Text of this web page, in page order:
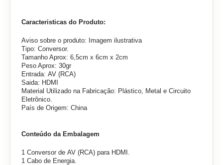
Caracteristicas do Produto:
Aviso sobre o produto: Imagem ilustrativa
Tipo: Conversor.
Tamanho Aprox: 6,5cm x 6cm x 2cm
Peso Aprox: 30gr
Entrada: AV (RCA)
Saida: HDMI
Material Utilizado na Fabricação: Plástico, Metal e Circuito
Eletrônico.
País de Origem: China
Conteúdo da Embalagem
1 Conversor de AV (RCA) para HDMI.
1 Cabo de Energia.